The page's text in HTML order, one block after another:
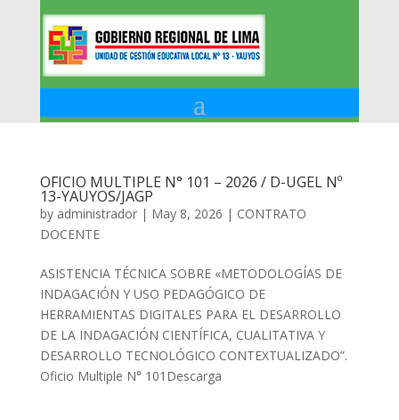
OFICIO MULTIPLE N° 101 – 2026 / D-UGEL Nº
13-YAUYOS/JAGP
by administrador| May 8, 2026 | CONTRATO
DOCENTE
ASISTENCIA TÉCNICA SOBRE «METODOLOGÍAS DE
INDAGACIÓN Y USO PEDAGÓGICO DE
HERRAMIENTAS DIGITALES PARA EL DESARROLLO
DE LA INDAGACIÓN CIENTÍFICA, CUALITATIVA Y
DESARROLLO TECNOLÓGICO CONTEXTUALIZADO”.
Oficio Multiple N° 101Descarga